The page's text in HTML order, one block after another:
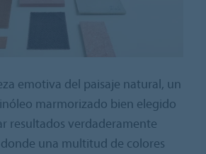
emotiva del paisaje natural, un
marmorizado bien elegido
resultados verdaderamente
una multitud de colores